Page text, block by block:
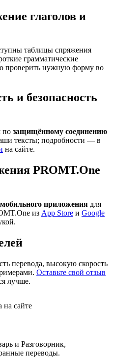
глаголов и
таблицы спряжения
грамматические
проверить нужную форму во
и безопасность
по защищённому соединению
тексты; подробности — в
на сайте.
PROMT.One
мобильного приложения для
из App Store и Google
перевода, высокую скорость
Оставьте свой отзыв
лучше.
на сайте
и Разговорник,
переводы.